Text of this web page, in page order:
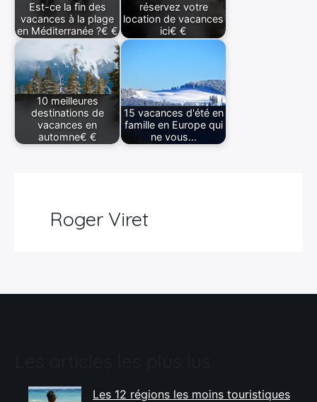
Est-ce la fin des
vacances à la plage
en Méditerranée ?€ €
réservez votre
location de vacances
ici€ €
10 meilleures
destinations de
vacances en
automne€ €
15 vacances d'été en
famille en Europe qui
ne vous…
Roger Viret
Les 12 régions les moins touristiques